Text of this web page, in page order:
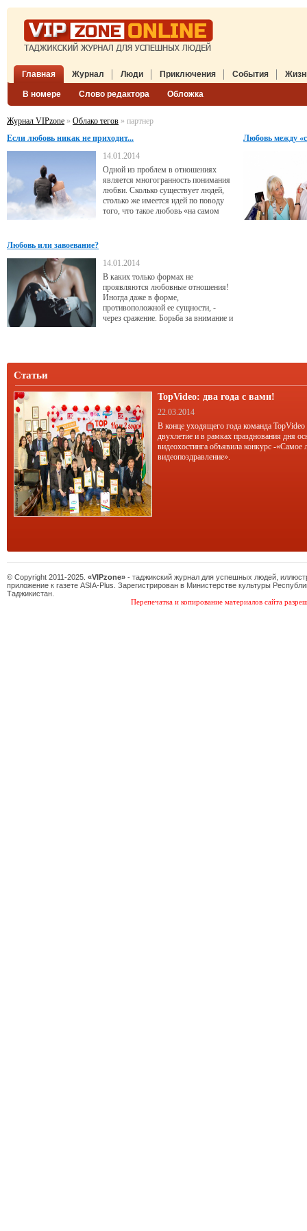
Главная Журнал
В номере Слово редактора Обложка
Люди Приключения События
Журнал VIPzone » Облако тегов » партнер
Если любовь никак не приходит...
14.01.2014
Одной из проблем в отношениях
является многогранность понимания
любви. Сколько существует людей,
столько же имеется идей по поводу
того, что такое любовь «на самом
случиться в жизни. Нужно просто
верить и ждать - и тогда «все будет
хорошо». Насколько ошибочна такая
Любовь между
Любовь или завоевание?
14.01.2014
В каких только формах не
проявляются любовные отношения!
Иногда даже в форме,
противоположной ее сущности, -
через сражение. Борьба за внимание и
Статьи
TopVideo: два года с вами!
22.03.2014
В конце уходящего года команда TopVideo
двухлетие и в рамках празднования дня
видеохостинга объявила конкурс -«Самое
видеопоздравление».
© Copyright 2011-2025. «VIPzone» - таджикский журнал для успешных людей,
приложение к газете ASIA-Plus. Зарегистрирован в Министерстве культуры
Таджикистан.
Перепечатка и копирование материалов сайта